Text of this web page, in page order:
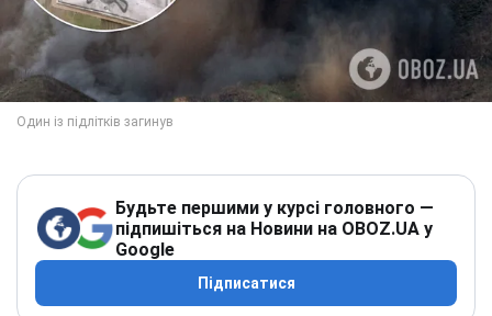
Будьте першими у курсі головного —
підпишіться на Новини на OBOZ.UA у
Google
Підписатися